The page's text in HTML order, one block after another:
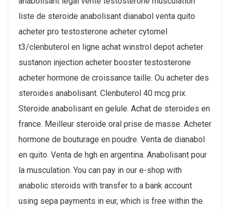
liste de steroide anabolisant dianabol venta quito
acheter pro testosterone acheter cytomel
t3/clenbuterol en ligne achat winstrol depot acheter
sustanon injection acheter booster testosterone
acheter hormone de croissance taille. Ou acheter des
steroides anabolisant. Clenbuterol 40 mcg prix.
Steroide anabolisant en gelule. Achat de steroides en
france. Meilleur steroide oral prise de masse. Acheter
hormone de bouturage en poudre. Venta de dianabol
en quito. Venta de hgh en argentina. Anabolisant pour
la musculation. You can pay in our e-shop with
anabolic steroids with transfer to a bank account
using sepa payments in eur, which is free within the